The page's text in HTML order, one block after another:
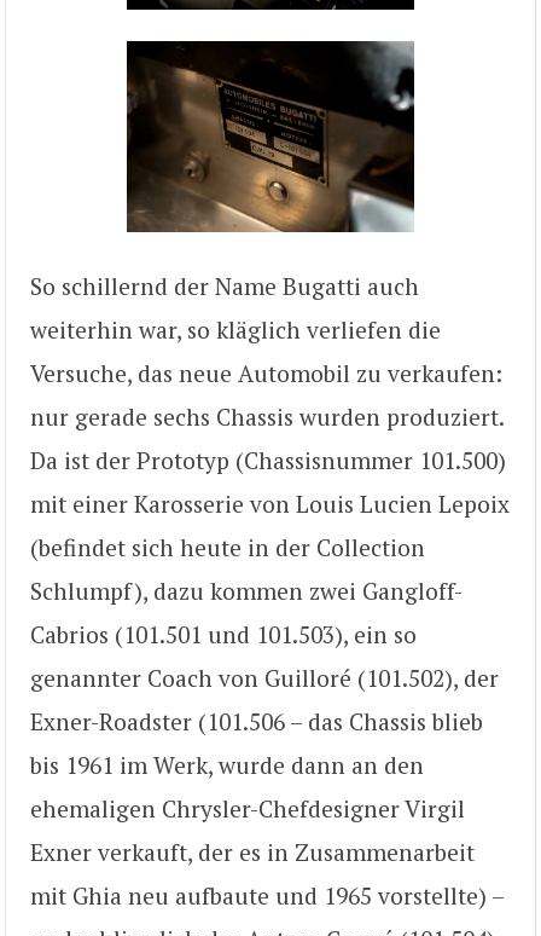
So schillernd der Name Bugatti auch
weiterhin war, so kläglich verliefen die
Versuche, das neue Automobil zu verkaufen:
nur gerade sechs Chassis wurden produziert.
Da ist der Prototyp (Chassisnummer 101.500)
mit einer Karosserie von Louis Lucien Lepoix
(befindet sich heute in der Collection
Schlumpf), dazu kommen zwei Gangloff-
Cabrios (101.501 und 101.503), ein so
genannter Coach von Guilloré (101.502), der
Exner-Roadster (101.506 – das Chassis blieb
bis 1961 im Werk, wurde dann an den
ehemaligen Chrysler-Chefdesigner Virgil
Exner verkauft, der es in Zusammenarbeit
mit Ghia neu aufbaute und 1965 vorstellte) –